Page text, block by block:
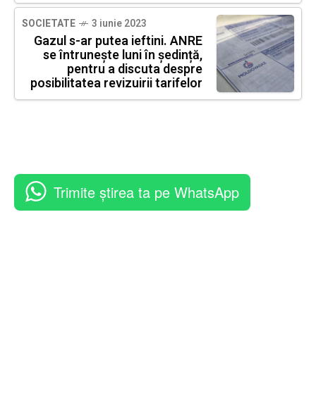
SOCIETATE 3 iunie 2023
Gazul s-ar putea ieftini. ANRE
se întrunește luni în ședință,
pentru a discuta despre
posibilitatea revizuirii tarifelor
Trimite știrea ta pe WhatsApp